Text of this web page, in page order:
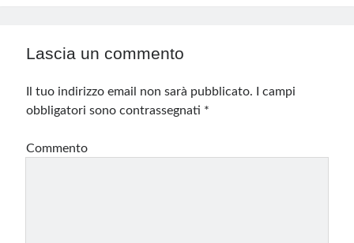
Lascia un commento
Il tuo indirizzo email non sarà pubblicato.
I campi
obbligatori sono contrassegnati *
Commento